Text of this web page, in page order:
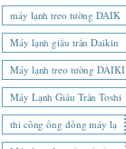
máy lạnh treo tường DAIK
Máy lạnh giấu trần Daikin
Máy lạnh treo tường DAIKI
Máy Lạnh Giấu Trần Toshi
thi công ống đồng máy lạ